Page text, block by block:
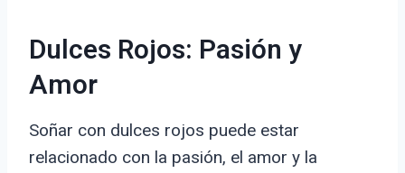
Dulces Rojos: Pasión y
Amor
Soñar con dulces rojos puede estar
relacionado con la pasión, el amor y la